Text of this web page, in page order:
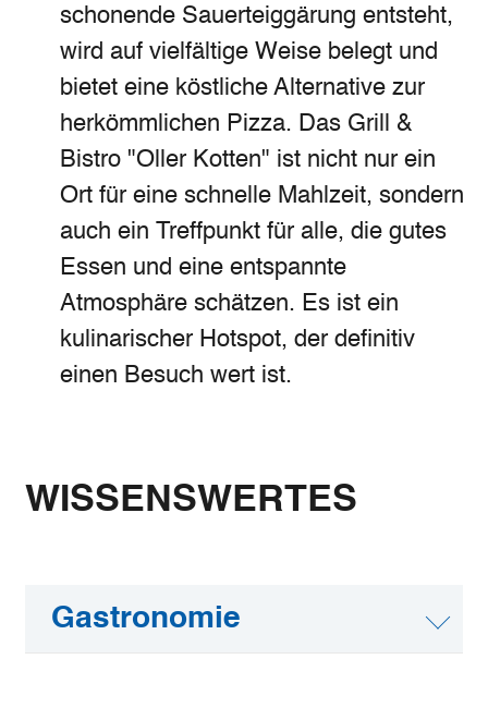
schonende Sauerteiggärung entsteht,
wird auf vielfältige Weise belegt und
bietet eine köstliche Alternative zur
herkömmlichen Pizza. Das Grill &
Bistro "Oller Kotten" ist nicht nur ein
Ort für eine schnelle Mahlzeit, sondern
auch ein Treffpunkt für alle, die gutes
Essen und eine entspannte
Atmosphäre schätzen. Es ist ein
kulinarischer Hotspot, der definitiv
einen Besuch wert ist.
WISSENSWERTES
Gastronomie